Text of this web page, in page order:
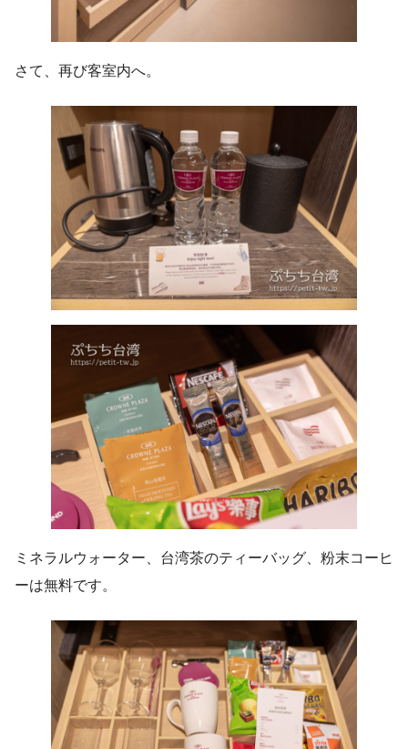
さて、再び客室内へ。
ミネラルウォーター、台湾茶のティーバッグ、粉末コーヒ
ーは無料です。